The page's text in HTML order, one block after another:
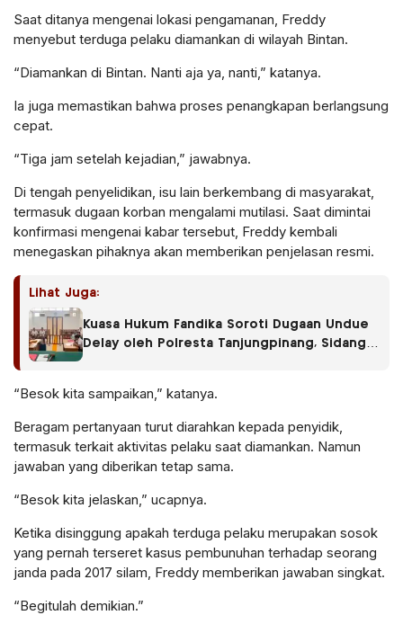
Saat ditanya mengenai lokasi pengamanan, Freddy
menyebut terduga pelaku diamankan di wilayah Bintan.
“Diamankan di Bintan. Nanti aja ya, nanti,” katanya.
Ia juga memastikan bahwa proses penangkapan berlangsung
cepat.
“Tiga jam setelah kejadian,” jawabnya.
Di tengah penyelidikan, isu lain berkembang di masyarakat,
termasuk dugaan korban mengalami mutilasi. Saat dimintai
konfirmasi mengenai kabar tersebut, Freddy kembali
menegaskan pihaknya akan memberikan penjelasan resmi.
Lihat Juga:
Kuasa Hukum Fandika Soroti Dugaan Undue
Delay oleh Polresta Tanjungpinang, Sidang
“Besok kita sampaikan,” katanya.
Beragam pertanyaan turut diarahkan kepada penyidik,
termasuk terkait aktivitas pelaku saat diamankan. Namun
jawaban yang diberikan tetap sama.
“Besok kita jelaskan,” ucapnya.
Ketika disinggung apakah terduga pelaku merupakan sosok
yang pernah terseret kasus pembunuhan terhadap seorang
janda pada 2017 silam, Freddy memberikan jawaban singkat.
“Begitulah demikian.”